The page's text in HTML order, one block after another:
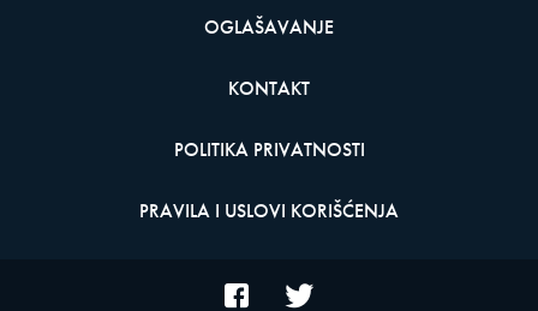
OGLAŠAVANJE
KONTAKT
POLITIKA PRIVATNOSTI
PRAVILA I USLOVI KORIŠĆENJA